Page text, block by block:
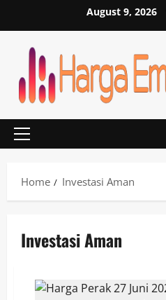
August 9, 2026
Primary
Home
Investasi Aman
Investasi Aman